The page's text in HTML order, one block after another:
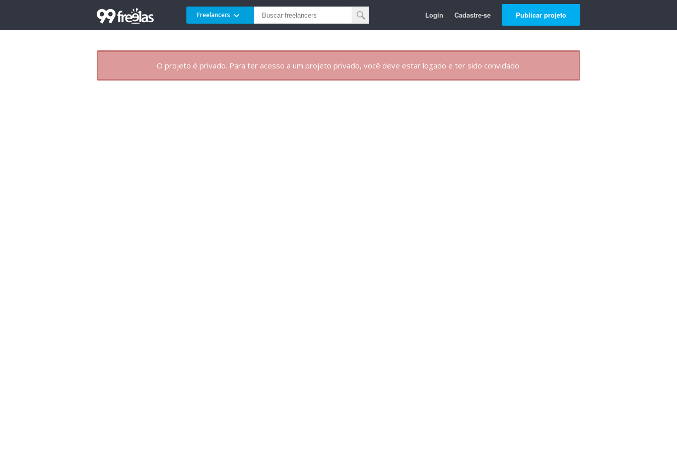
Freelancers Login Cadastre-se Publicar projeto
O projeto é privado. Para ter acesso a um projeto privado, você deve estar logado e ter sido convidado.